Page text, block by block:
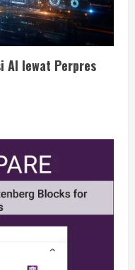
AI lewat Perpres